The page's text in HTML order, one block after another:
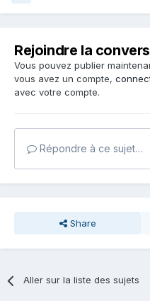
Rejoindre la
Vous pouvez publier
vous avez un compte,
avec votre compte.
Répondre à ce sujet…
Share
Aller sur la liste des sujets